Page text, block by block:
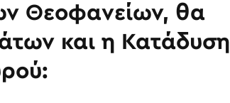
Θεοφανείων, θα
και η Κατάδυση